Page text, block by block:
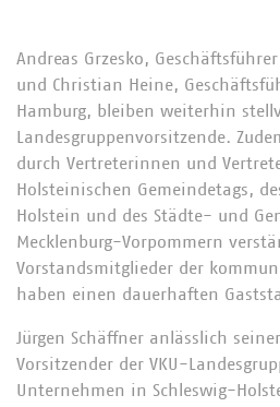
Andreas Grzesko,
und Christian Heine,
Hamburg, bleiben weiterhin
Landesgruppenvorsitzende.
durch Vertreterinnen und
Holsteinischen Gemeindetags,
Holstein und des Städte- und
Mecklenburg-Vorpommern
Vorstandsmitglieder der
haben einen dauerhaften
Jürgen Schäffner anlässlich
Vorsitzender der VKU-
Unternehmen in Schleswig-